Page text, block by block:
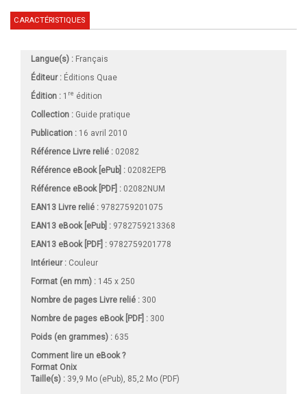
CARACTÉRISTIQUES
Langue(s) : Français
Éditeur : Éditions Quae
Édition : 1 re édition
Collection : Guide pratique
Publication : 16 avril 2010
Référence Livre relié : 02082
Référence eBook [ePub] : 02082EPB
Référence eBook [PDF] : 02082NUM
EAN13 Livre relié : 9782759201075
EAN13 eBook [ePub] : 9782759213368
EAN13 eBook [PDF] : 9782759201778
Intérieur : Couleur
Format (en mm) : 145 x 250
Nombre de pages Livre relié : 300
Nombre de pages eBook [PDF] : 300
Poids (en grammes) : 635
Comment lire un eBook ?
Format Onix
Taille(s) : 39,9 Mo (ePub), 85,2 Mo (PDF)